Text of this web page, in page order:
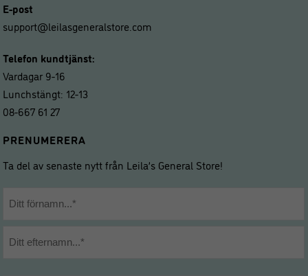
E-post
support@leilasgeneralstore.com
Telefon kundtjänst:
Vardagar 9-16
Lunchstängt: 12-13
08-667 61 27
PRENUMERERA
Ta del av senaste nytt från Leila’s General Store!